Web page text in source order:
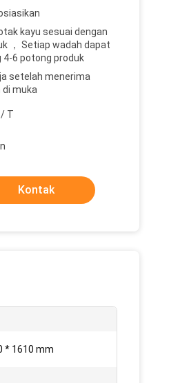
kayu sesuai dengan
， Setiap wadah dapat
4-6 potong produk
setelah menerima
muka
/ T
Kontak
* 1610 mm